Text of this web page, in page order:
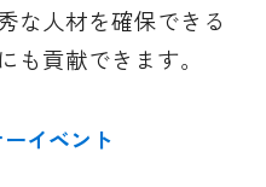
な人材を確保できる
も貢献できます。
イベント